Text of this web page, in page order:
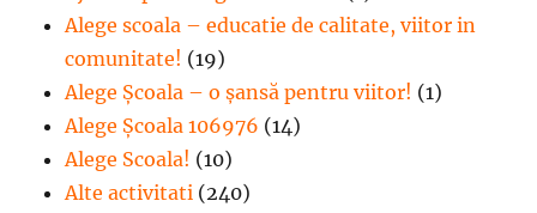
Alege scoala – educatie de calitate, viitor in
comunitate! (19)
Alege Şcoala – o şansă pentru viitor! (1)
Alege Școala 106976 (14)
Alege Scoala! (10)
Alte activitati (240)